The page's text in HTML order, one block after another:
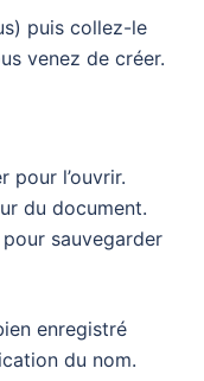
puis collez-le
venez de créer.
pour l’ouvrir.
du document.
pour sauvegarder
enregistré
du nom.